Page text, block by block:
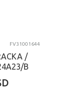
FV31001644
/
B